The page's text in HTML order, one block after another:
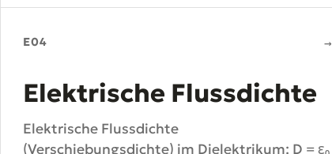
E04 →
Elektrische Flussdichte
Elektrische Flussdichte
(Verschiebungsdichte) im Dielektrikum: D = ε₀